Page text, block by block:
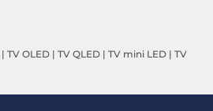
| TV OLED | TV QLED | TV mini LED | TV